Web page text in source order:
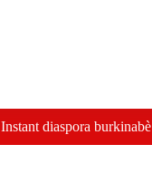
Instant diaspora burkinabè